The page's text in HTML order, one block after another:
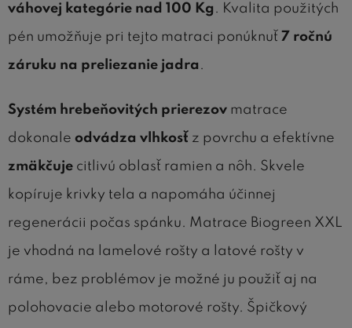
váhovej kategórie nad 100 Kg
. Kvalita použitých
pén umožňuje pri tejto matraci ponúknuť 7 ročnú
záruku na preliezanie jadra
Systém hrebeňovitých prierezov matrace
dokonale odvádza vlhkosť z povrchu a efektívne
zmäkčuje citlivú oblasť ramien a nôh. Skvele
kopíruje krivky tela a napomáha účinnej
regenerácii počas spánku. Matrace Biogreen XXL
je vhodná na lamelové rošty a latové rošty v
ráme, bez problémov je možné ju použiť aj na
polohovacie alebo motorové rošty. Špičkový